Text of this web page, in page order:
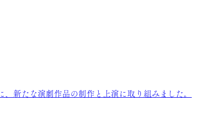
新たな演劇作品の制作と上演に取り組みました。